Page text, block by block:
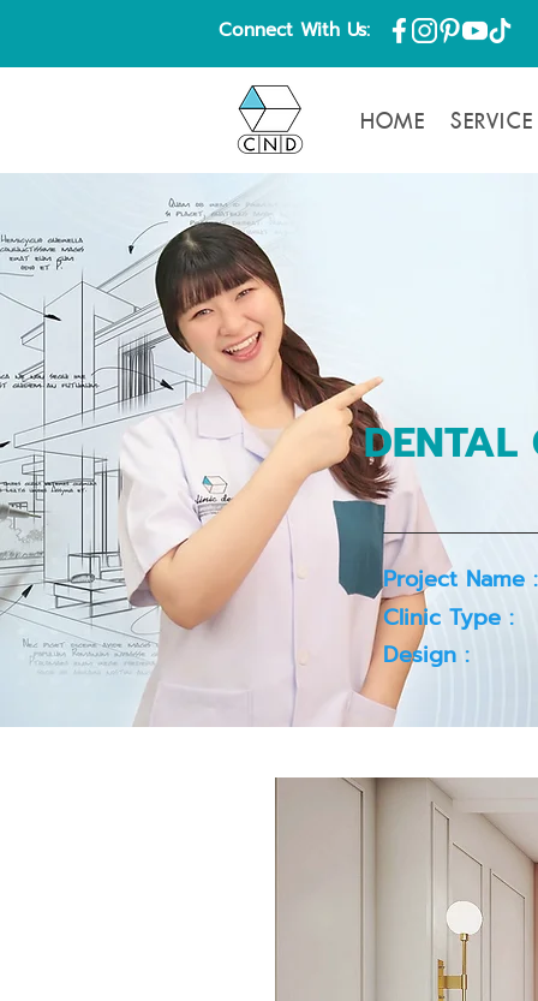
Connect With Us:
HOME SERVICE
DENTAL
Project Name :
Clinic Type :
Design :